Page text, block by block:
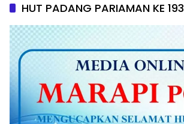
HUT PADANG PARIAMAN KE 193